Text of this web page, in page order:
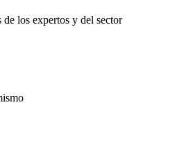
los expertos y del sector